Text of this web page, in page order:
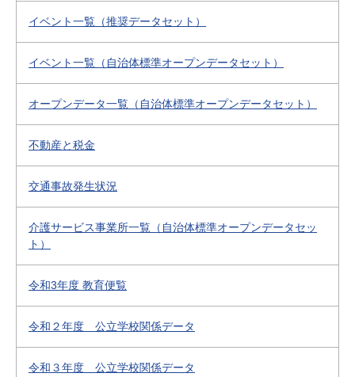
イベント一覧（推奨データセット）
イベント一覧（自治体標準オープンデータセット）
オープンデータ一覧（自治体標準オープンデータセット）
不動産と税金
交通事故発生状況
介護サービス事業所一覧（自治体標準オープンデータセッ
ト）
令和3年度 教育便覧
令和２年度 公立学校関係データ
令和３年度 公立学校関係データ